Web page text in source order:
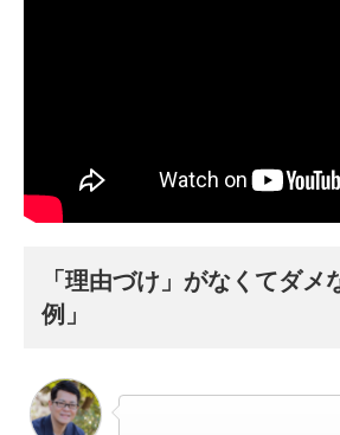
「理由づけ」がなくてダメ
例」